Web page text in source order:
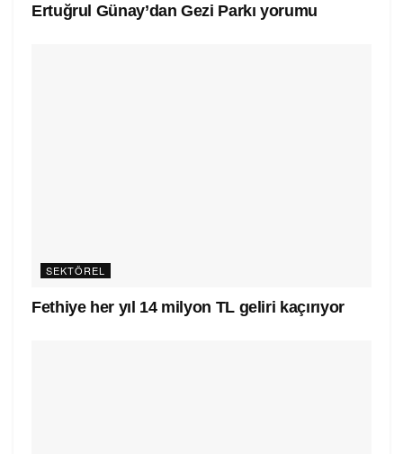
Ertuğrul Günay’dan Gezi Parkı yorumu
SEKTÖREL
Fethiye her yıl 14 milyon TL geliri kaçırıyor